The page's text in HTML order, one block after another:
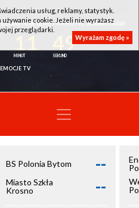
- KSK QEMETICA NOTEĆ INOWROCŁAW
49
TV
BS Polonia Bytom --
Miasto Szkła
Krosno
--
usług, reklamy, statystyk.
cookie. Jeżeli nie wyrażasz
przeglądarki.
Wyrażam zgodę »